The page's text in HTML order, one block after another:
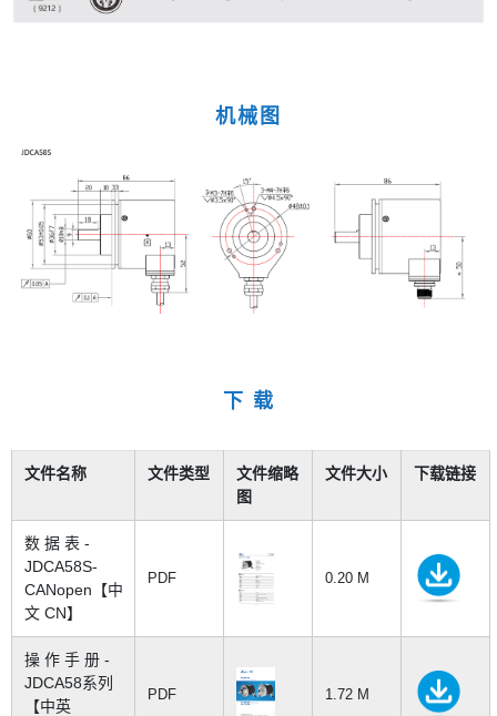
机械图
下 载
文件名称 文件类型
文件缩略
图
文件大小 下载链接
数 据 表 -
JDCA58S-
CANopen【中
文 CN】
PDF 0.20 M
操 作 手 册 -
JDCA58系列
【中英
PDF 1.72 M